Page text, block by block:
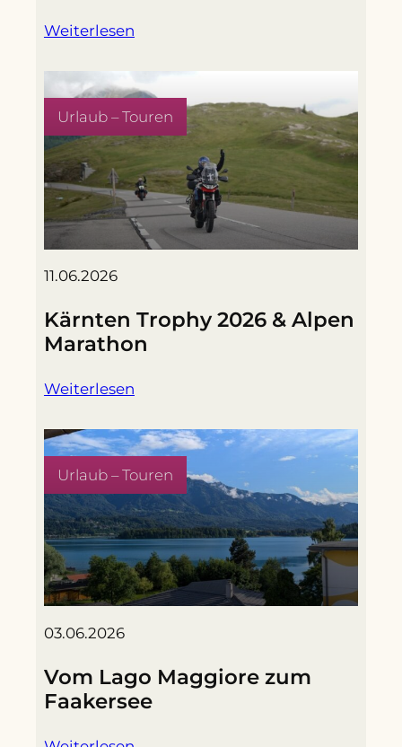
Weiterlesen
11.06.2026
Kärnten Trophy 2026 & Alpen
Marathon
Weiterlesen
Urlaub – Touren
03.06.2026
Vom Lago Maggiore zum
Faakersee
Urlaub – Touren